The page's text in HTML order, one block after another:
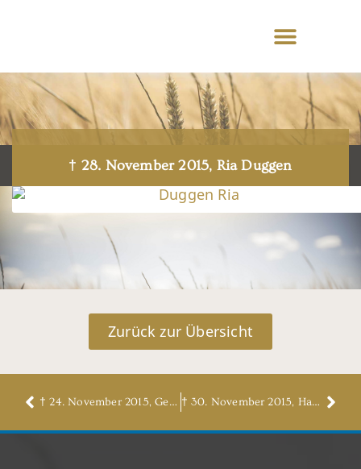
† 28. November 2015, Ria Duggen
Zurück zur Übersicht
† 24. November 2015, Gerda Nimmerjahn, geb. Hamann † 30. November 2015, Hans-Joachim Grewatsch